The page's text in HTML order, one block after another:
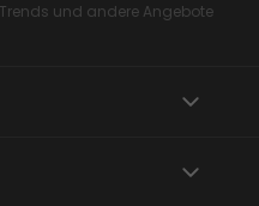
und andere Angebote